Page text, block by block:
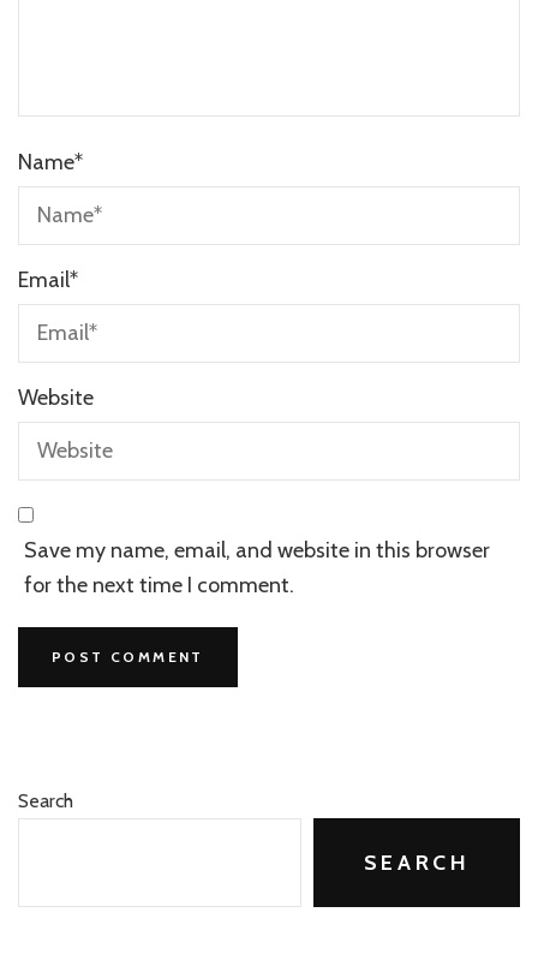
Name*
Email*
Website
Save my name, email, and website in this browser
for the next time I comment.
Search
SEARCH